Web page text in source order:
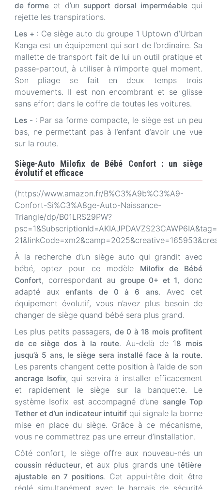
de formeet d’un support dorsal imperméable qui
rejette les transpirations.
Les + : Ce siège auto du groupe 1 Uptown d’Urban
Kanga est un équipement qui sort de l’ordinaire. Sa
mallette de transport fait de lui un outil pratique et
passe-partout, à utiliser à n’importe quel moment.
Son pliage se fait en deux temps trois
mouvements. Il est non encombrant et se glisse
sans effort dans le coffre de toutes les voitures.
Les - : Par sa forme compacte, le siège est un peu
bas, ne permettant pas à l’enfant d’avoir une vue
sur la route.
Siège-Auto Milofix de Bébé Confort : un siège
évolutif et efficace
(https://www.amazon.fr/B%C3%A9b%C3%A9-
Confort-Si%C3%A8ge-Auto-Naissance-
Triangle/dp/B01LRS29PW?
À la recherche d’un siège auto qui grandit avec
bébé, optez pour ce modèle
Milofix de Bébé
Confort, correspondant au groupe 0+ et 1, donc
adapté aux enfants de 0 à 6 ans. Avec cet
équipement évolutif, vous n’avez plus besoin de
changer de siège quand bébé sera plus grand.
Les plus petits passagers, de 0 à 18 mois profitent
de ce siège dos à la route. Au-delà de 18 mois
jusqu’à 5 ans, le siège sera installé face à la route.
Les parents changent cette position à l’aide de son
ancrage Isofix, qui servira à installer efficacement
et rapidement le siège sur la banquette. Le
système Isofix est accompagné d’une sangle Top
Tether et d’un indicateur intuitif qui signale la bonne
mise en place du siège. Grâce à ce mécanisme,
vous ne commettrez pas une erreur d’installation.
Côté confort, le siège offre aux nouveau-nés un
coussin réducteur, et aux plus grands une têtière
ajustable en 7 positions. Cet appui-tête doit être